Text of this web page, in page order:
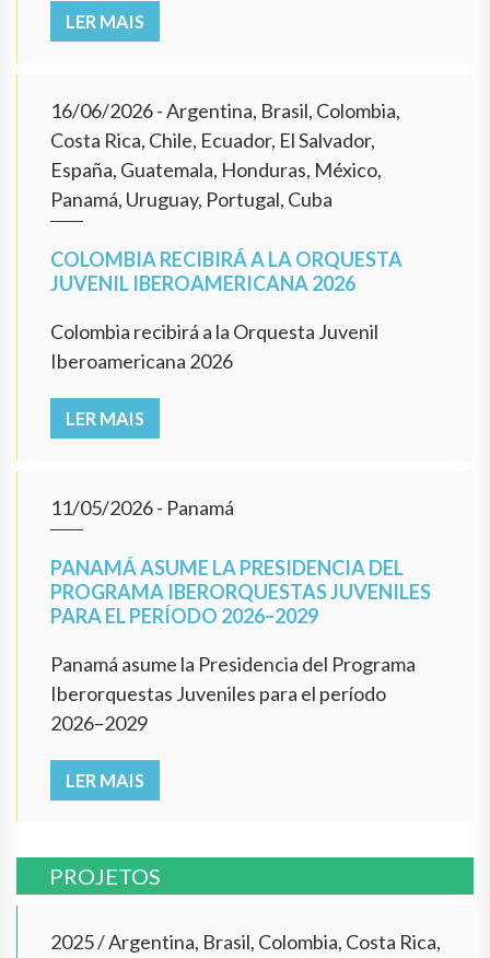
LER MAIS
16/06/2026- Argentina, Brasil, Colombia,
Costa Rica, Chile, Ecuador, El Salvador,
España, Guatemala, Honduras, México,
Panamá, Uruguay, Portugal, Cuba
COLOMBIA RECIBIRÁ A LA ORQUESTA
JUVENIL IBEROAMERICANA 2026
Colombia recibirá a la Orquesta Juvenil
Iberoamericana 2026
LER MAIS
11/05/2026- Panamá
PANAMÁ ASUME LA PRESIDENCIA DEL
PROGRAMA IBERORQUESTAS JUVENILES
PARA EL PERÍODO 2026–2029
Panamá asume la Presidencia del Programa
Iberorquestas Juveniles para el período
2026–2029
LER MAIS
PROJETOS
2025/Argentina, Brasil, Colombia, Costa Rica,